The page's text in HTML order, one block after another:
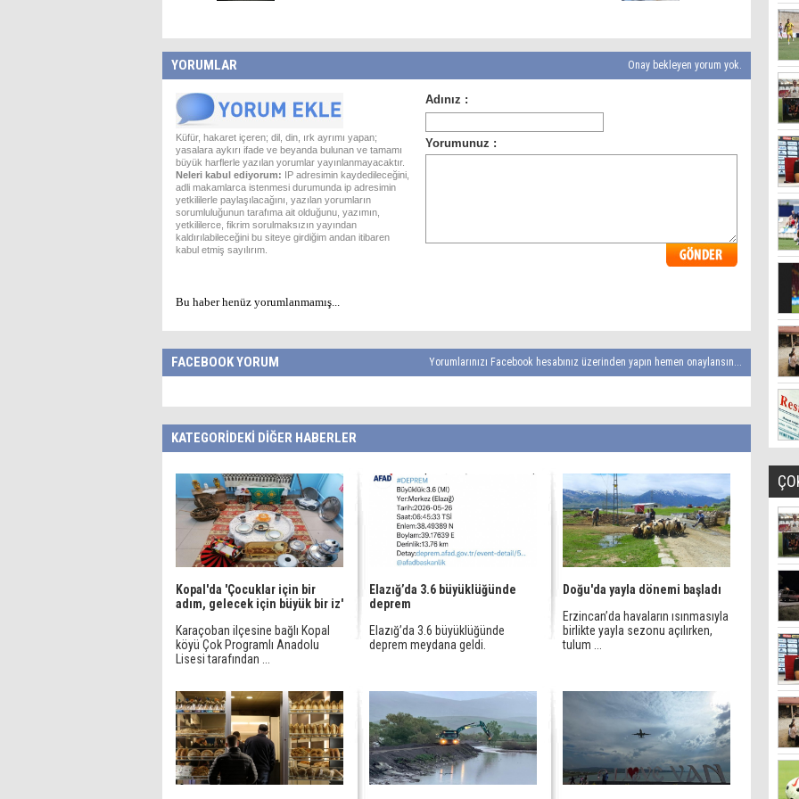
YORUMLAR Onay bekleyen yorum yok.
Küfür, hakaret içeren; dil, din, ırk ayrımı yapan;
yasalara aykırı ifade ve beyanda bulunan ve tamamı
büyük harflerle yazılan yorumlar yayınlanmayacaktır.
Neleri kabul ediyorum: IP adresimin kaydedileceğini,
adli makamlarca istenmesi durumunda ip adresimin
yetkililerle paylaşılacağını, yazılan yorumların
sorumluluğunun tarafıma ait olduğunu, yazımın,
yetkililerce, fikrim sorulmaksızın yayından
kaldırılabileceğini bu siteye girdiğim andan itibaren
kabul etmiş sayılırım.
Bu haber henüz yorumlanmamış...
FACEBOOK YORUM Yorumlarınızı Facebook hesabınız üzerinden yapın hemen onaylansın...
KATEGORİDEKİ DİĞER HABERLER
Kopal'da 'Çocuklar için bir
adım, gelecek için büyük bir iz'
Karaçoban ilçesine bağlı Kopal
köyü Çok Programlı Anadolu
Lisesi tarafından ...
Elazığ’da 3.6 büyüklüğünde
deprem
Elazığ’da 3.6 büyüklüğünde
deprem meydana geldi.
Doğu'da yayla dönemi başladı
Erzincan’da havaların ısınmasıyla
birlikte yayla sezonu açılırken,
tulum ...